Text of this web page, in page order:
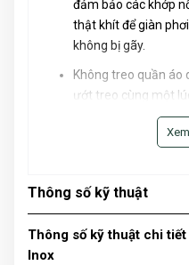
đảm bảo các khớp
thật khít để giàn
không bị gãy.
Không treo quần áo
ướt treo cùng một
3. Địa chỉ mua
áo đồ đơn
Thông số kỹ thuật
Thông số kỹ thuật chi
Inox